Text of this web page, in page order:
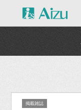
掲載雑誌